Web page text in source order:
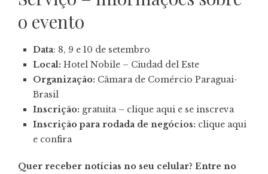
o evento
Data: 8, 9 e 10 de setembro
Local: Hotel Nobile – Ciudad del Este
Organização: Câmara de Comércio Paraguai-
Brasil
Inscrição: gratuita – clique aqui e se inscreva
Inscrição para rodada de negócios: clique aqui
e confira
Quer receber notícias no seu celular? Entre no